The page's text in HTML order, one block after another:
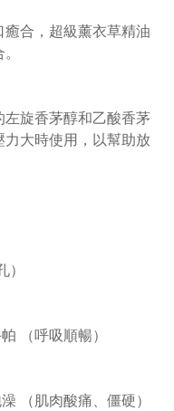
合，超級薰衣草精油
旋香茅醇和乙酸香茅
大時使用，以幫助放
（呼吸順暢）
（肌肉酸痛、僵硬）